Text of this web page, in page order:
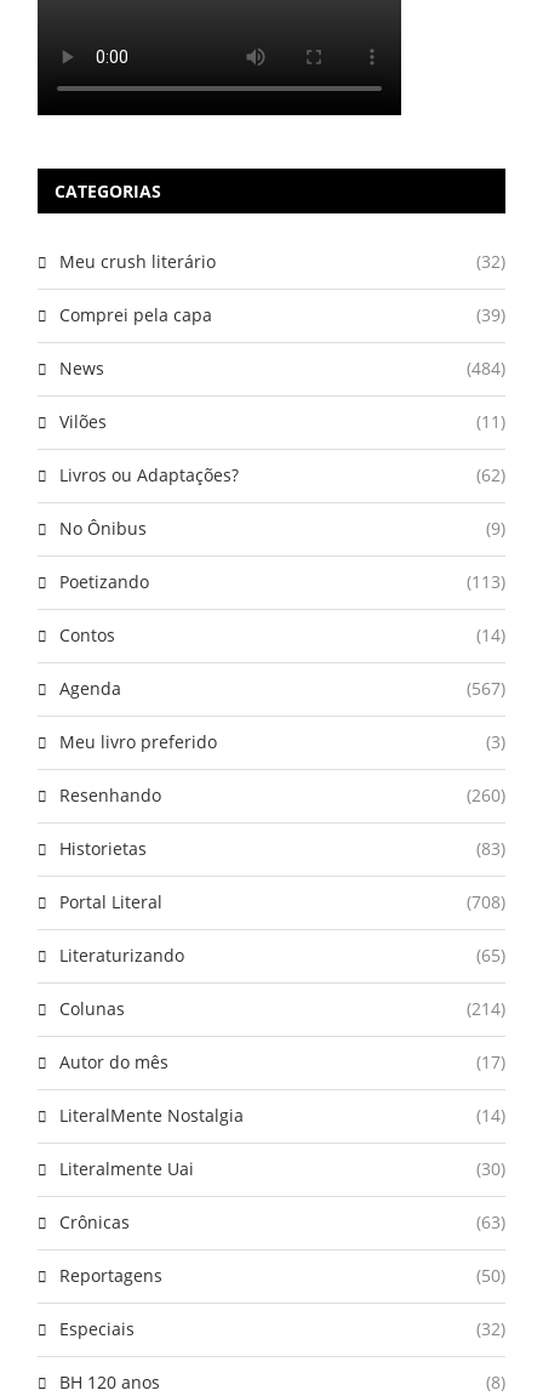
CATEGORIAS
Meu crush literário (32)
Comprei pela capa (39)
News (484)
Vilões (11)
Livros ou Adaptações? (62)
No Ônibus (9)
Poetizando (113)
Contos (14)
Agenda (567)
Meu livro preferido (3)
Resenhando (260)
Historietas (83)
Portal Literal (708)
Literaturizando (65)
Colunas (214)
Autor do mês (17)
LiteralMente Nostalgia (14)
Literalmente Uai (30)
Crônicas (63)
Reportagens (50)
Especiais (32)
BH 120 anos (8)